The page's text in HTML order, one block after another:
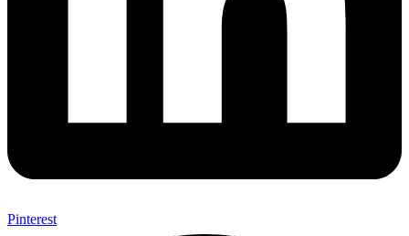
Pinterest